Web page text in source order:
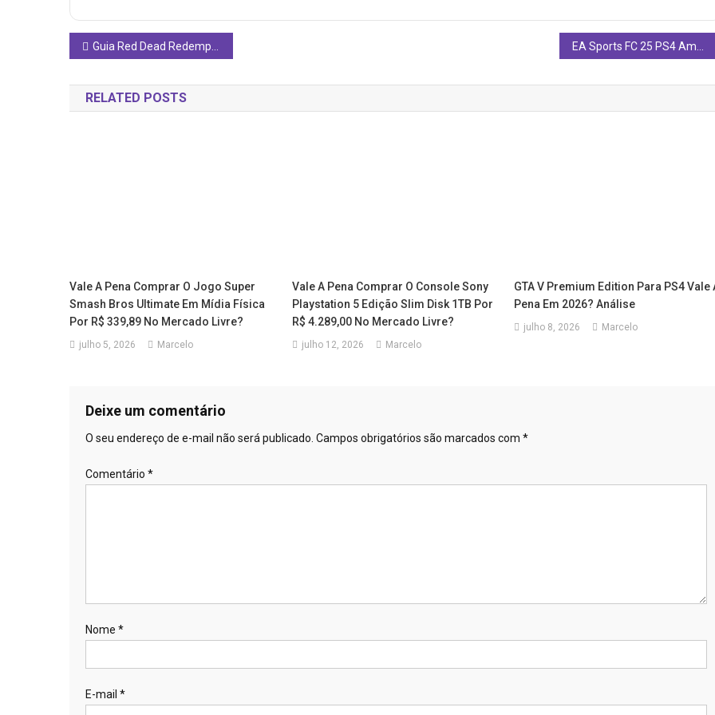
Navegação
de
Post
Guia Red Dead Redemption 2 com Superpôster: Vale a Pena Comprar para Detalhar Tudo do Jogo?
RELATED POSTS
Vale A Pena Comprar O Jogo Super
Smash Bros Ultimate Em Mídia Física
Por R$ 339,89 No Mercado Livre?
julho 5, 2026 Marcelo
Vale A Pena Comprar O Console Sony
Playstation 5 Edição Slim Disk 1TB Por
R$ 4.289,00 No Mercado Livre?
julho 12, 2026 Marcelo
GTA V Premium Edition Para PS4 Vale
Pena Em 2026? Análise
julho 8, 2026 Marcelo
Deixe um comentário
O seu endereço de e-mail não será publicado. Campos obrigatórios são marcados com *
Comentário *
Nome *
E-mail *